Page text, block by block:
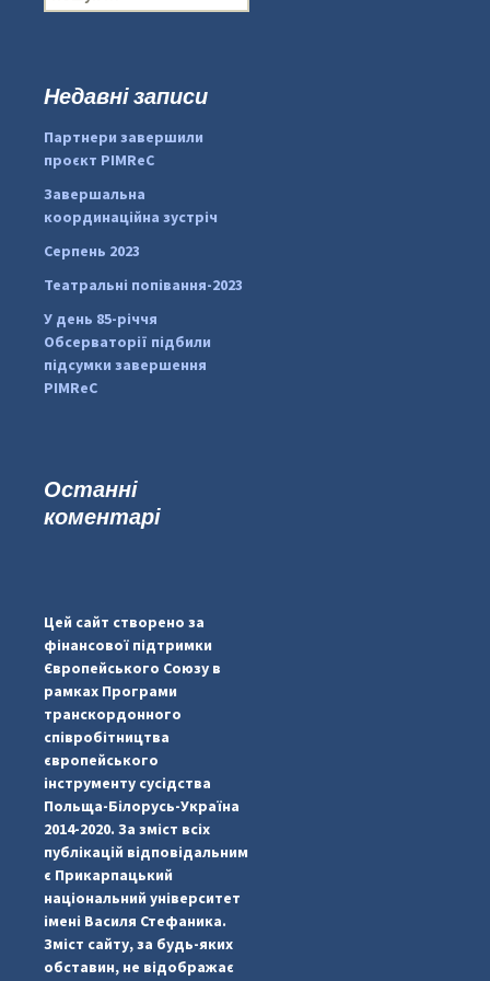
#PipIvanToday
pimrec_project
о
:Недавні записи
Партнери завершили
проєкт PIMReC
Завершальна
координаційна зустріч
Серпень 2023
Театральні попівання-2023
У день 85-річчя
Обсерваторії підбили
підсумки завершення
PIMReC
Останні
коментарі
Цей сайт створено за
фінансової підтримки
Європейського Союзу в
рамках Програми
транскордонного
співробітництва
європейського
інструменту сусідства
Польща-Білорусь-Україна
2014-2020. За зміст всіх
публікацій відповідальним
є Прикарпацький
національний університет
імені Василя Стефаника.
Зміст сайту, за будь-яких
обставин, не відображає